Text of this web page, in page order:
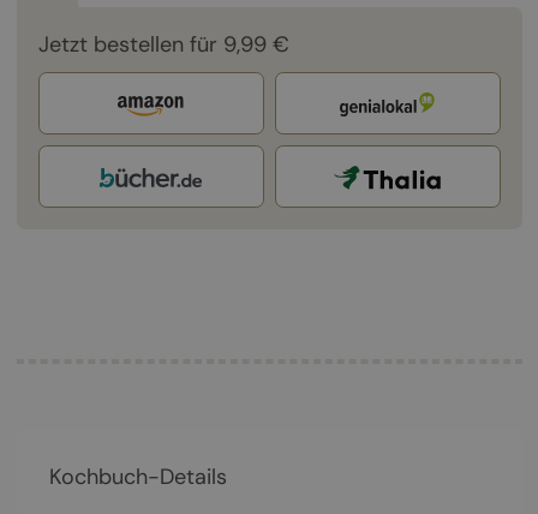
Jetzt bestellen für 9,99 €
Kochbuch-Details